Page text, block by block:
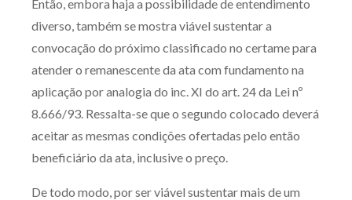
Então, embora haja a possibilidade de entendimento
diverso, também se mostra viável sustentar a
convocação do próximo classificado no certame para
atender o remanescente da ata com fundamento na
aplicação por analogia do inc. XI do art. 24 da Lei nº
8.666/93. Ressalta-se que o segundo colocado deverá
aceitar as mesmas condições ofertadas pelo então
beneficiário da ata, inclusive o preço.
De todo modo, por ser viável sustentar mais de um